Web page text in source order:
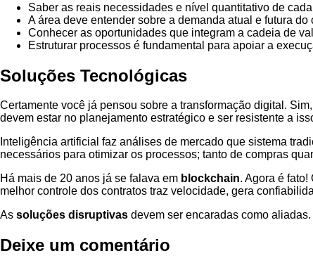
Saber as reais necessidades e nível quantitativo de
A área deve entender sobre a demanda atual e futura
Conhecer as oportunidades que integram a cadeia de
Estruturar processos é fundamental para apoiar a
Soluções Tecnológicas
Certamente você já pensou sobre a transformação digital.
devem estar no planejamento estratégico e ser resistente a
Inteligência artificial faz análises de mercado que sistema
necessários para otimizar os processos; tanto de compras
Há mais de 20 anos já se falava em blockchain. Agora é
melhor controle dos contratos traz velocidade, gera
As soluções disruptivas devem ser encaradas como
Deixe um comentário